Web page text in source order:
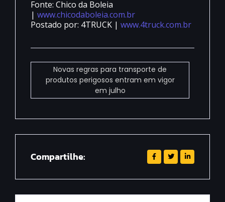
Fonte: Chico da Boleia
| www.chicodaboleia.com.br
Postado por: 4TRUCK | www.4truck.com.br
Novas regras para transporte de
produtos perigosos entram em vigor
em julho
Compartilhe: